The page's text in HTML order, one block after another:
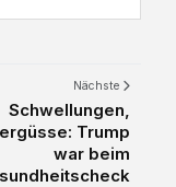
Nächste
Schwellungen,
Trump
war beim